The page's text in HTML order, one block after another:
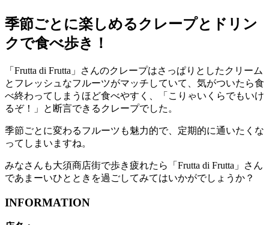
季節ごとに楽しめるクレープとドリン
クで食べ歩き！
「Frutta di Frutta」さんのクレープはさっぱりとしたクリーム
とフレッシュなフルーツがマッチしていて、気がついたら食
べ終わってしまうほど食べやすく、「こりゃいくらでもいけ
るぞ！」と断言できるクレープでした。
季節ごとに変わるフルーツも魅力的で、定期的に通いたくな
ってしまいますね。
みなさんも大須商店街で歩き疲れたら「Frutta di Frutta」さん
であまーいひとときを過ごしてみてはいかがでしょうか？
INFORMATION